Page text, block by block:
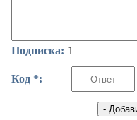
Подписка: 1
Код *: